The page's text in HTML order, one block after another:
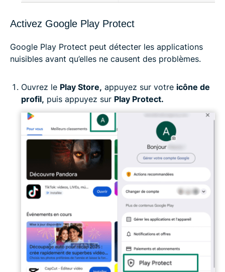
Activez Google Play Protect
Google Play Protect peut détecter les applications
nuisibles avant qu’elles ne causent des problèmes.
Ouvrez le Play Store, appuyez sur votre icône de
profil, puis appuyez sur Play Protect.